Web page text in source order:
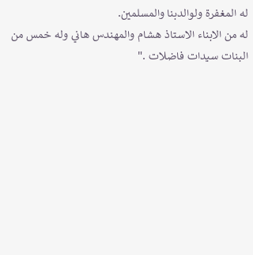
له المغفرة ولوالدبنا والمسلمين.
له من الابناء الاستاذ هشام والمهندس هاني وله خمس من
البنات سيدات فاضلات ."